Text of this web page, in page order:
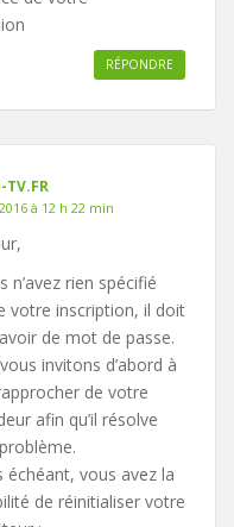
RÉPONDRE
TV.FR
à 12 h 22 min
n’avez rien spécifié
votre inscription, il doit
de mot de passe.
invitons d’abord à
de votre
afin qu’il résolve
échéant, vous avez la
de réinitialiser votre